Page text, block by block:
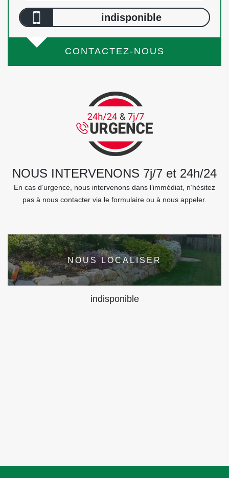
indisponible
CONTACTEZ-NOUS
NOUS INTERVENONS 7j/7 et 24h/24
En cas d’urgence, nous intervenons dans l’immédiat, n’hésitez
pas à nous contacter via le formulaire ou à nous appeler.
NOUS LOCALISER
indisponible